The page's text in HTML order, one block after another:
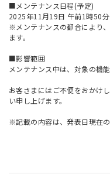
■メンテナンス日程(予定)
2025年11月19日 午前1時50
※メンテナンスの都合により
ます。
■影響範囲
メンテナンス中は、対象の機
お客さまにはご不便をおかけ
い申し上げます。
※記載の内容は、発表日現在の